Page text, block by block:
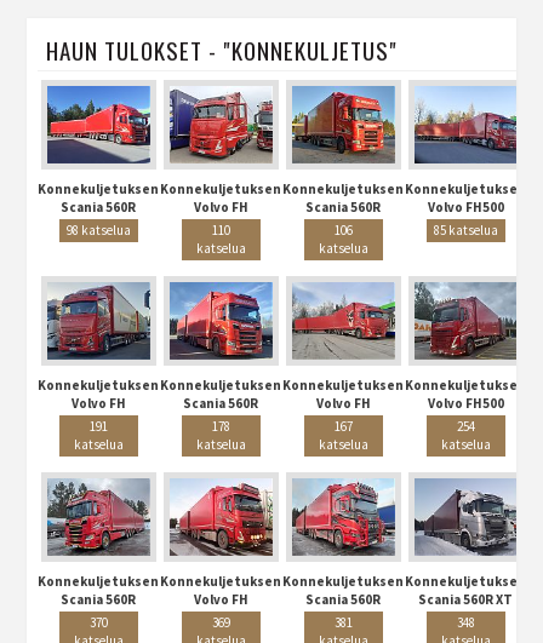
HAUN TULOKSET - "KONNEKULJETUS"
Konnekuljetuksen
Scania 560R
98 katselua
Konnekuljetuksen
Volvo FH
110
katselua
Konnekuljetuksen
Scania 560R
106
katselua
Konnekuljetuksen
Volvo FH500
85 katselua
Konnekuljetuksen
Volvo FH
191
katselua
Konnekuljetuksen
Scania 560R
178
katselua
Konnekuljetuksen
Volvo FH
167
katselua
Konnekuljetuksen
Volvo FH500
254
katselua
Konnekuljetuksen
Scania 560R
370
Konnekuljetuksen
Volvo FH
369
Konnekuljetuksen
Scania 560R
381
Konnekuljetuksen
Scania 560R XT
348